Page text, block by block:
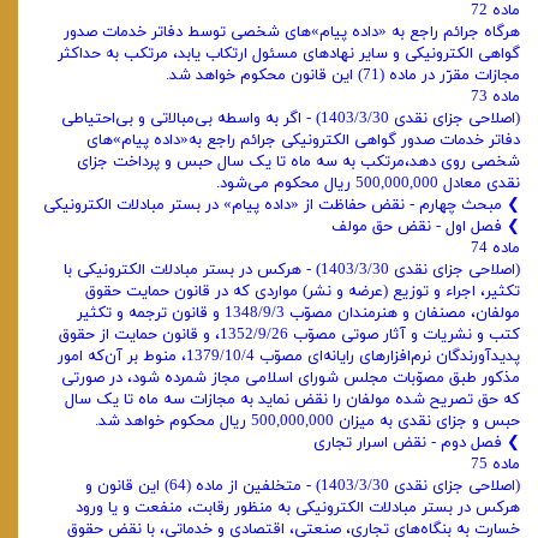
ماده 72
هرگاه جرائم راجع به «داده پیام»های شخصی توسط دفاتر خدمات صدور
گواهی الکترونیکی و سایر نهادهای مسئول ارتکاب یابد، مرتکب به حداکثر
مجازات مقرّر در ماده (71) این قانون محکوم خواهد شد.
ماده 73
(اصلاحی جزای نقدی 1403/3/30) - اگر به واسطه بی‌مبالاتی و بی‌احتیاطی
دفاتر خدمات صدور گواهی الکترونیکی جرائم راجع به«داده پیام»های
شخصی روی دهد،مرتکب به سه ماه تا یک سال حبس و پرداخت جزای
نقدی معادل 500,000,000 ریال محکوم می‌شود.
❯ ‌مبحث چهارم - نقض حفاظت از «‌داده پیام» در بستر مبادلات الکترونیکی
❯ فصل اول - نقض حق مولف
ماده 74
(اصلاحی جزای نقدی 1403/3/30) - هرکس در بستر مبادلات الکترونیکی با
تکثیر، اجراء و توزیع (عرضه و نشر) مواردی که در قانون حمایت حقوق
مولفان، مصنفان و هنرمندان مصوّب 1348/9/3 و قانون ترجمه و تکثیر
کتب و نشریات و آثار صوتی مصوّب 1352/9/26، و قانون حمایت از حقوق
پدیدآورندگان نرم‌افزارهای رایانه‌ای مصوّب 1379/10/4، منوط بر آن‌که امور
مذکور طبق مصوّبات مجلس شورای اسلامی مجاز شمرده شود، در صورتی
که حق تصریح شده مولفان را نقض نماید به مجازات سه ماه تا یک سال
حبس و جزای نقدی به میزان 500,000,000 ریال محکوم خواهد شد.
❯ ‌فصل دوم - نقض اسرار تجاری
ماده 75
(اصلاحی جزای نقدی 1403/3/30) - متخلفین از ماده (64) این قانون و
هرکس در بستر مبادلات الکترونیکی به منظور رقابت، منفعت و یا ورود
خسارت به بنگاه‌های تجاری، صنعتی، اقتصادی و خدماتی، با نقض حقوق